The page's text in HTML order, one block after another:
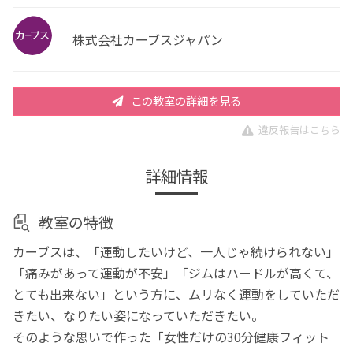
株式会社カーブスジャパン
この教室の詳細を見る
違反報告はこちら
詳細情報
教室の特徴
カーブスは、「運動したいけど、一人じゃ続けられない」
「痛みがあって運動が不安」「ジムはハードルが高くて、
とても出来ない」という方に、ムリなく運動をしていただ
きたい、なりたい姿になっていただきたい。
そのような思いで作った「女性だけの30分健康フィット